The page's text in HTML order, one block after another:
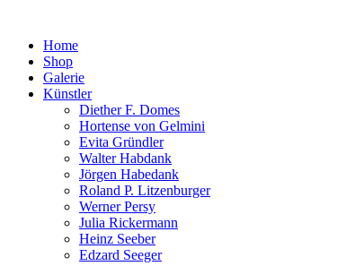
Home
Shop
Galerie
Künstler
Diether F. Domes
Hortense von Gelmini
Evita Gründler
Walter Habdank
Jörgen Habedank
Roland P. Litzenburger
Werner Persy
Julia Rickermann
Heinz Seeber
Edzard Seeger